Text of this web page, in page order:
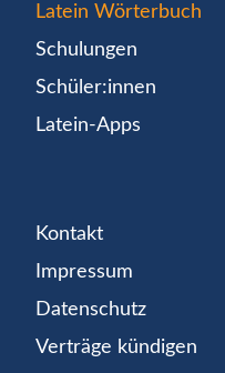
Latein Wörterbuch
Schulungen
Schüler:innen
Latein-Apps
Kontakt
Impressum
Datenschutz
Verträge kündigen